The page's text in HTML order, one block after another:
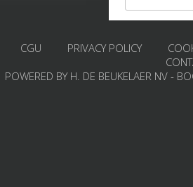
CGU PRIVACY POLICY
POWERED BY H. DE BEUKELAER NV -